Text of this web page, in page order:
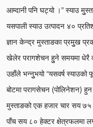
आम्दानी पनि घट्यो ।” स्याउ
यसपाली स्याउ उत्पादन ४०
ज्ञान केन्द्र मुस्ताङका प्रमुुख
खेलेर परागशेचन हुुने समयमा धेरै
उहाँले भन्नुुभयो “यसवर्ष
बोटमा परागसेचन (पोलिनेशन)
मुस्ताङको एक हजार चार सय ७५
पाँच सय ८० हेक्टर क्षेत्रफलमा